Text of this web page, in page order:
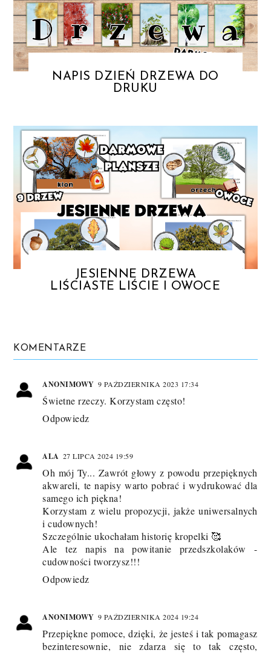
NAPIS DZIEŃ DRZEWA DO
DRUKU
JESIENNE DRZEWA
LIŚCIASTE LIŚCIE I OWOCE
KOMENTARZE
ANONIMOWY 9 PAŹDZIERNIKA 2023 17:34
Świetne rzeczy. Korzystam często!
Odpowiedz
ALA 27 LIPCA 2024 19:59
Oh mój Ty... Zawrót głowy z powodu przepięknych
akwareli, te napisy warto pobrać i wydrukować dla
samego ich piękna!
Korzystam z wielu propozycji, jakże uniwersalnych
i cudownych!
Szczególnie ukochałam historię kropelki 🥰
Ale tez napis na powitanie przedszkolaków -
cudowności tworzysz!!!
Odpowiedz
ANONIMOWY 9 PAŹDZIERNIKA 2024 19:24
Przepiękne pomoce, dzięki, że jesteś i tak pomagasz
bezinteresownie, nie zdarza się to tak często,